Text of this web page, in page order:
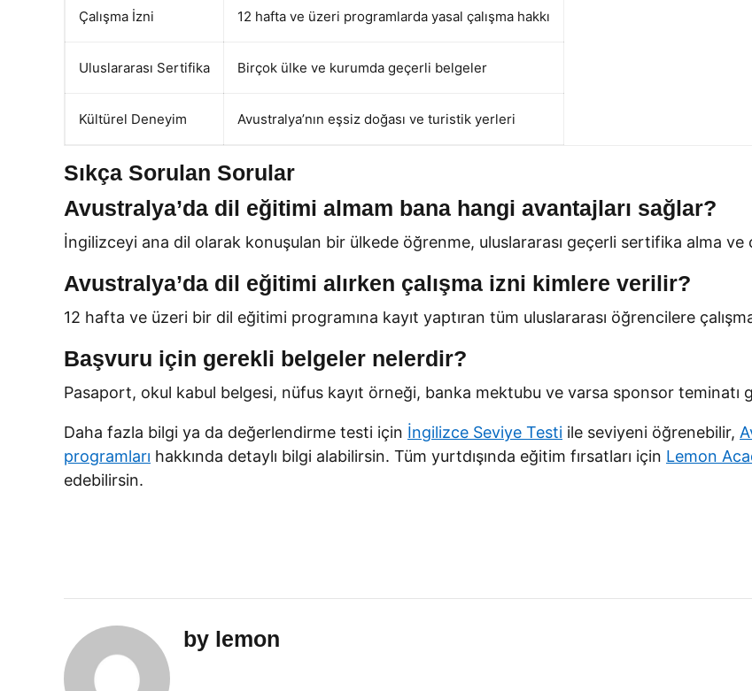
Çalışma İzni 12 hafta ve üzeri programlarda yasal çalışma hakkı
Uluslararası Sertifika Birçok ülke ve kurumda geçerli belgeler
Kültürel Deneyim Avustralya’nın eşsiz doğası ve turistik yerleri
Sıkça Sorulan Sorular
Avustralya’da dil eğitimi almam bana hangi avantajları sağlar?
İngilizceyi ana dil olarak konuşulan bir ülkede öğrenme, uluslararası geçerli sertifika alma ve
Avustralya’da dil eğitimi alırken çalışma izni kimlere verilir?
12 hafta ve üzeri bir dil eğitimi programına kayıt yaptıran tüm uluslararası öğrencilere
Başvuru için gerekli belgeler nelerdir?
Pasaport, okul kabul belgesi, nüfus kayıt örneği, banka mektubu ve varsa sponsor teminatı
Daha fazla bilgi ya da değerlendirme testi için İngilizce Seviye Testi ile seviyeni öğrenebilir,
programları hakkında detaylı bilgi alabilirsin. Tüm yurtdışında eğitim fırsatları için Lemon
edebilirsin.
by lemon